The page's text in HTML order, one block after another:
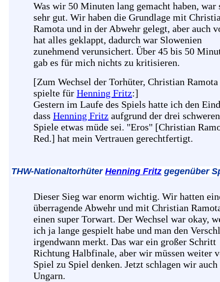
Was wir 50 Minuten lang gemacht haben, war
sehr gut. Wir haben die Grundlage mit
Ramota und in der Abwehr gelegt, aber auch
hat alles geklappt, dadurch war Slowenien
zunehmend verunsichert. Über 45 bis 50
gab es für mich nichts zu kritisieren.
[Zum Wechsel der Torhüter, Christian Ramota
spielte für Henning Fritz:]
Gestern im Laufe des Spiels hatte ich den
dass Henning Fritz aufgrund der drei schweren
Spiele etwas müde sei. "Eros" [Christian
Red.] hat mein Vertrauen gerechtfertigt.
THW-Nationaltorhüter Henning Fritz gegenüber
Dieser Sieg war enorm wichtig. Wir hatten
überragende Abwehr und mit Christian
einen super Torwart. Der Wechsel war okay,
ich ja lange gespielt habe und man den
irgendwann merkt. Das war ein großer Schritt
Richtung Halbfinale, aber wir müssen weiter
Spiel zu Spiel denken. Jetzt schlagen wir auch
Ungarn.